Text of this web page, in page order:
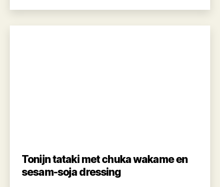
Tonijn tataki met chuka wakame en
sesam-soja dressing